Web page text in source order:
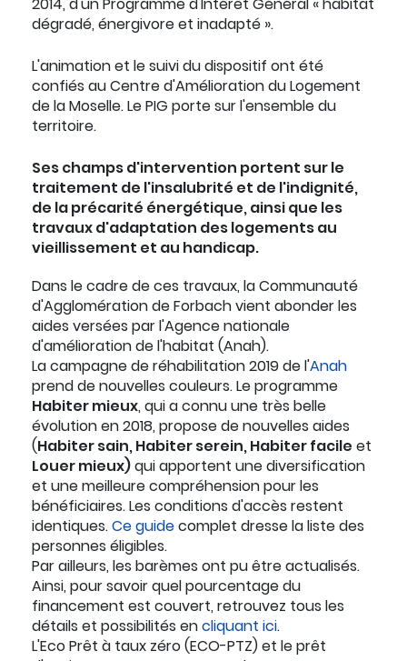
dégradé, énergivore et inadapté ».
L'animation et le suivi du dispositif ont été
confiés au Centre d'Amélioration du Logement
de la Moselle. Le PIG porte sur l'ensemble du
territoire.
Ses champs d'intervention portent sur le
traitement de l'insalubrité et de l'indignité,
de la précarité énergétique, ainsi que les
travaux d'adaptation des logements au
vieillissement et au handicap.
Dans le cadre de ces travaux, la Communauté
d'Agglomération de Forbach vient abonder les
aides versées par l'Agence nationale
d'amélioration de l'habitat (Anah).
La campagne de réhabilitation 2019 de l'Anah
prend de nouvelles couleurs. Le programme
Habiter mieux, qui a connu une très belle
évolution en 2018, propose de nouvelles aides
(Habiter sain, Habiter serein, Habiter facile et
Louer mieux)qui apportent une diversification
et une meilleure compréhension pour les
bénéficiaires. Les conditions d'accès restent
identiques.Ce guidecomplet dresse la liste des
personnes éligibles.
Par ailleurs, les barèmes ont pu être actualisés.
Ainsi, pour savoir quel pourcentage du
financement est couvert, retrouvez tous les
détails et possibilités encliquant ici.
L'Eco Prêt à taux zéro (ECO-PTZ) et le prêt